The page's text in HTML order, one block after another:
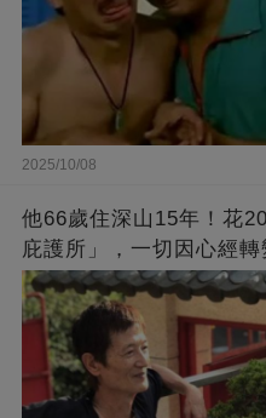
2025/10/08
他66歲住深山15年！花
庇護所」，一切因心經轉